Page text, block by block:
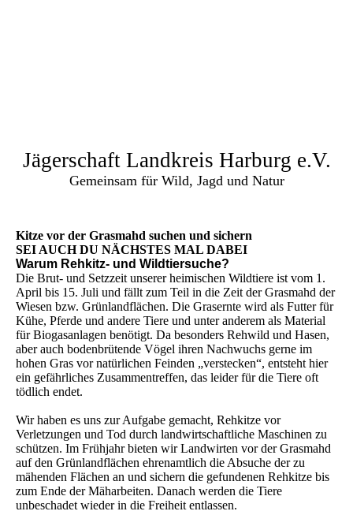
Jägerschaft Landkreis Harburg e.V.
Gemeinsam für Wild, Jagd und Natur
Kitze vor der Grasmahd suchen und sichern
SEI AUCH DU NÄCHSTES MAL DABEI
Warum Rehkitz- und Wildtiersuche?
Die Brut- und Setzzeit unserer heimischen Wildtiere ist vom 1.
April bis 15. Juli und fällt zum Teil in die Zeit der Grasmahd der
Wiesen bzw. Grünlandflächen. Die Grasernte wird als Futter für
Kühe, Pferde und andere Tiere und unter anderem als Material
für Biogasanlagen benötigt. Da besonders Rehwild und Hasen,
aber auch bodenbrütende Vögel ihren Nachwuchs gerne im
hohen Gras vor natürlichen Feinden „verstecken“, entsteht hier
ein gefährliches Zusammentreffen, das leider für die Tiere oft
tödlich endet.
Wir haben es uns zur Aufgabe gemacht, Rehkitze vor
Verletzungen und Tod durch landwirtschaftliche Maschinen zu
schützen. Im Frühjahr bieten wir Landwirten vor der Grasmahd
auf den Grünlandflächen ehrenamtlich die Absuche der zu
mähenden Flächen an und sichern die gefundenen Rehkitze bis
zum Ende der Mäharbeiten. Danach werden die Tiere
unbeschadet wieder in die Freiheit entlassen.